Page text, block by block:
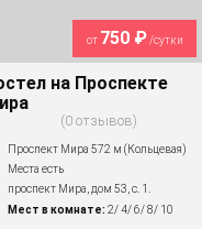
от 750 ₽/сутки
на Проспекте
0 отзывов
Проспект Мира 572 м (Кольцевая)
Места есть
проспект Мира, дом 53, с. 1.
Мест в комнате: 2/ 4/ 6/ 8/ 10